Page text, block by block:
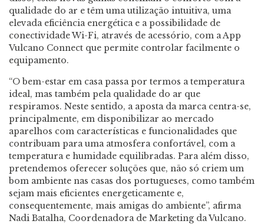
qualidade do ar e têm uma utilização intuitiva, uma
elevada eficiência energética e a possibilidade de
conectividade Wi-Fi, através de acessório, com a App
Vulcano Connect que permite controlar facilmente o
equipamento.
“O bem-estar em casa passa por termos a temperatura
ideal, mas também pela qualidade do ar que
respiramos. Neste sentido, a aposta da marca centra-se,
principalmente, em disponibilizar ao mercado
aparelhos com características e funcionalidades que
contribuam para uma atmosfera confortável, com a
temperatura e humidade equilibradas. Para além disso,
pretendemos oferecer soluções que, não só criem um
bom ambiente nas casas dos portugueses, como também
sejam mais eficientes energeticamente e,
consequentemente, mais amigas do ambiente”, afirma
Nadi Batalha, Coordenadora de Marketing da Vulcano.